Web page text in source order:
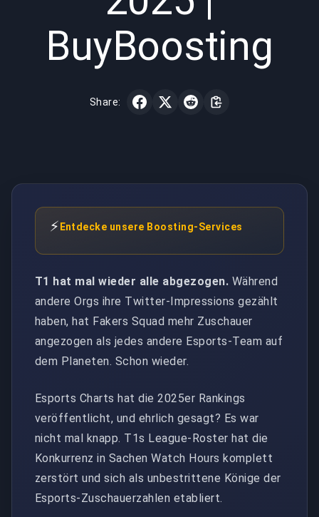
BuyBoosting
Share:
⚡ Entdecke unsere Boosting-Services
T1 hat mal wieder alle abgezogen. Während
andere Orgs ihre Twitter-Impressions gezählt
haben, hat Fakers Squad mehr Zuschauer
angezogen als jedes andere Esports-Team auf
dem Planeten. Schon wieder.
Esports Charts hat die 2025er Rankings
veröffentlicht, und ehrlich gesagt? Es war
nicht mal knapp. T1s League-Roster hat die
Konkurrenz in Sachen Watch Hours komplett
zerstört und sich als unbestrittene Könige der
Esports-Zuschauerzahlen etabliert.